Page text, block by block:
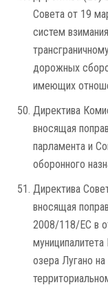
Совета от 19
систем
дорожных
имеющих
Директива
вносящая
парламента и
оборонного
Директива
вносящая
2008/118/EC в
озера Лугано